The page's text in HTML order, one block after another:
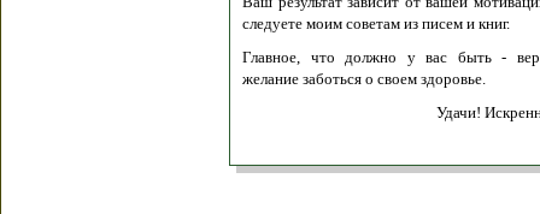
следуете моим советам из писем и книг.
Главное, что должно у вас быть -
желание заботься о своем здоровье.
Удачи!